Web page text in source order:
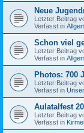
Neue
Letzter Beitrag
Verfasst in
Schon viel
Letzter Beitrag
Verfasst in
Photos: 700
Letzter Beitrag
Verfasst in
Aulatalfest
Letzter Beitrag
Verfasst in